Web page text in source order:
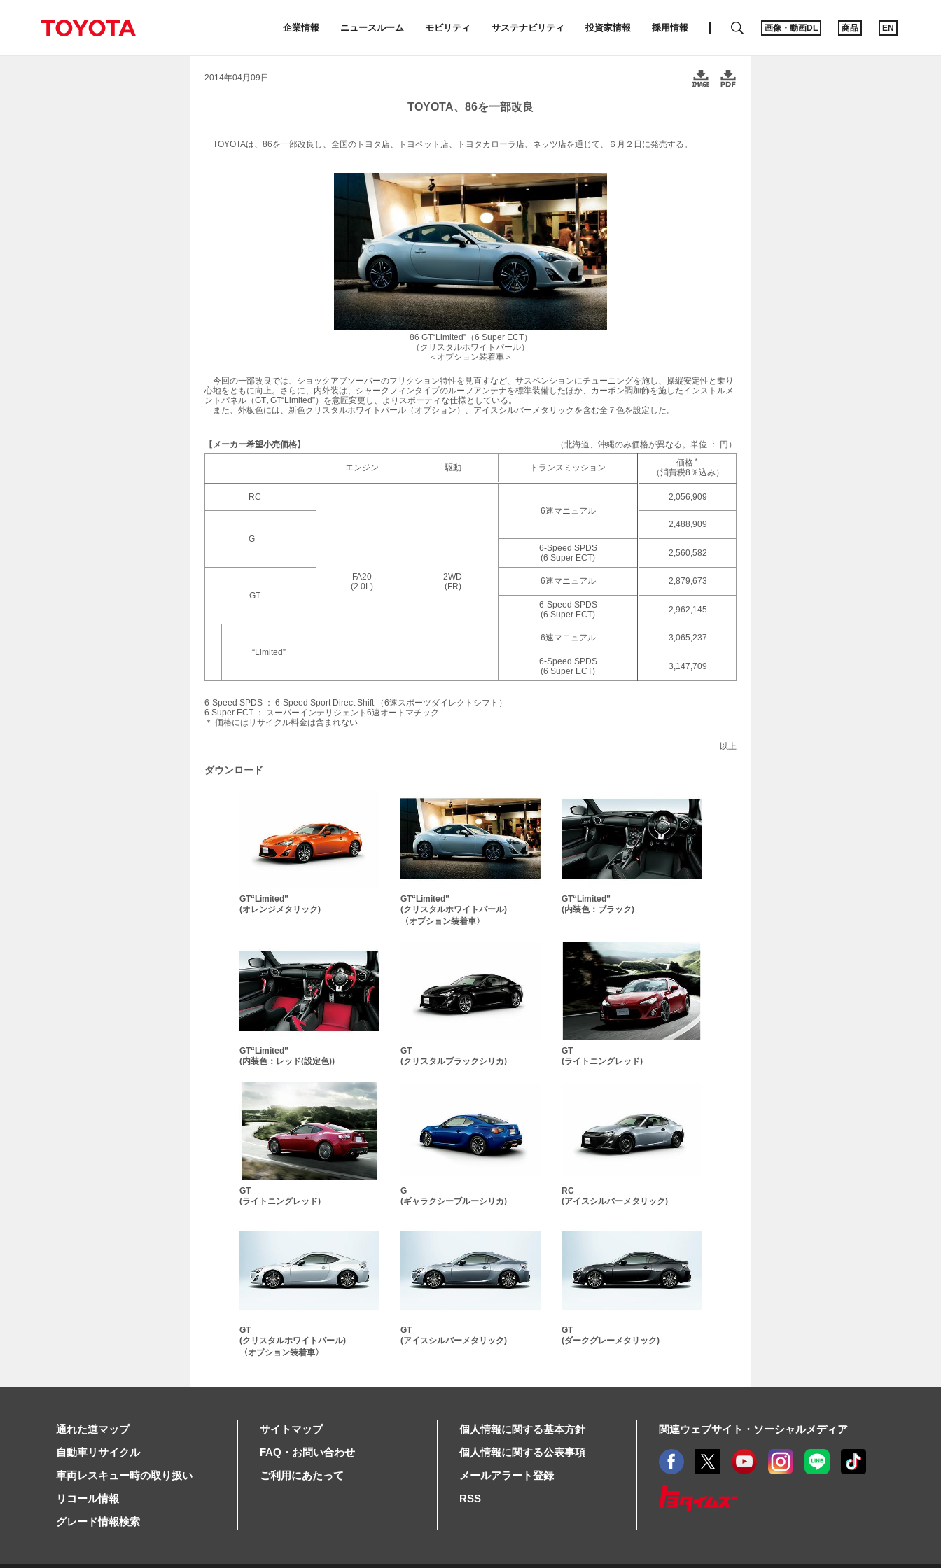
企業情報 ニュースルーム モビリティ サステナビリティ 投資家情報 採用情報 SEARCH画像・動画DL 商品 EN
2014年04月09日
TOYOTA、86を一部改良
TOYOTAは、86を一部改良し、全国のトヨタ店、トヨペット店、トヨタカローラ店、ネッツ店を通じて、６月２日に発売する。
86 GT“Limited”（6 Super ECT）
（クリスタルホワイトパール）
＜オプション装着車＞
今回の一部改良では、ショックアブソーバーのフリクション特性を見直すなど、サスペンションにチューニングを施し、操縦安定性と乗り
心地をともに向上。さらに、内外装は、シャークフィンタイプのルーフアンテナを標準装備したほか、カーボン調加飾を施したインストルメ
ントパネル（GT､GT“Limited”）を意匠変更し、よりスポーティな仕様としている。
また、外板色には、新色クリスタルホワイトパール（オプション）、アイスシルバーメタリックを含む全７色を設定した。
【メーカー希望小売価格】 （北海道、沖縄のみ価格が異なる。単位 ： 円）
エンジン 駆動 トランスミッション 価格 ＊
（消費税8％込み）
RC
FA20
(2.0L)
2WD
(FR)
6速マニュアル
2,056,909
G
2,488,909
6-Speed SPDS
(6 Super ECT)
2,560,582
GT
6速マニュアル 2,879,673
6-Speed SPDS
(6 Super ECT)
2,962,145
“Limited”
6速マニュアル 3,065,237
6-Speed SPDS
(6 Super ECT)
3,147,709
6-Speed SPDS ： 6-Speed Sport Direct Shift （6速スポーツダイレクトシフト）
6 Super ECT ： スーパーインテリジェント6速オートマチック
＊ 価格にはリサイクル料金は含まれない
以上
ダウンロード
GT“Limited”
(オレンジメタリック)
GT“Limited”
(クリスタルホワイトパール)
〈オプション装着車〉
GT“Limited”
(内装色：ブラック)
GT“Limited”
(内装色：レッド(設定色))
GT
(クリスタルブラックシリカ)
GT
(ライトニングレッド)
GT
(ライトニングレッド)
G
(ギャラクシーブルーシリカ)
RC
(アイスシルバーメタリック)
GT
(クリスタルホワイトパール)
〈オプション装着車〉
GT
(アイスシルバーメタリック)
GT
(ダークグレーメタリック)
通れた道マップ
自動車リサイクル
車両レスキュー時の取り扱い
リコール情報
グレード情報検索
サイトマップ
FAQ・お問い合わせ
ご利用にあたって
個人情報に関する基本方針
個人情報に関する公表事項
メールアラート登録
RSS
関連ウェブサイト・ソーシャルメディア